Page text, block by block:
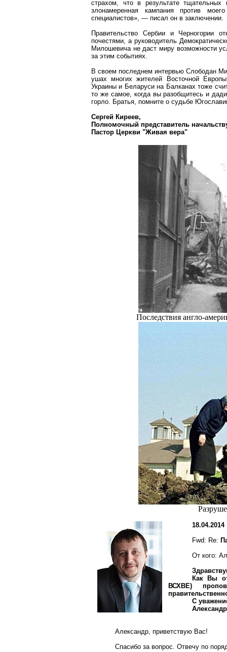
страхом, что в результате тщательных
злонамеренная кампания против
специалистов», — писал он в заключении.
Правительство Сербии и Черногории
почестями, а руководитель
Милошевича не даст миру возможности
за этим событиях.
В своем последнем интервью Слободан
ушах многих жителей Восточной
Украины и Беларуси на Балканах тоже
то же самое, когда вы разобщитесь и
горло. Братья, помните о судьбе
Сергей Киреев,
Полномочный представитель
Пастор Церкви "Живая вера"
Последствия англо-
18.04.2014
Fwd: Re:
От кого:
Как Вы
ВСХВЕ)
С
Александр, приветствую Вас!
Спасибо за вопрос. Отвечу по